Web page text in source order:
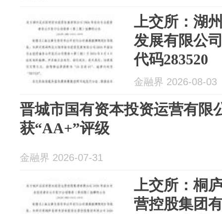
上交所：湖
发展有限公
代码283520
金融界 2026-08-03
晋城市国有资本投资运营有限
获“AA+”评级
金融界 2026-07-31
上交所：桐
营控股集团